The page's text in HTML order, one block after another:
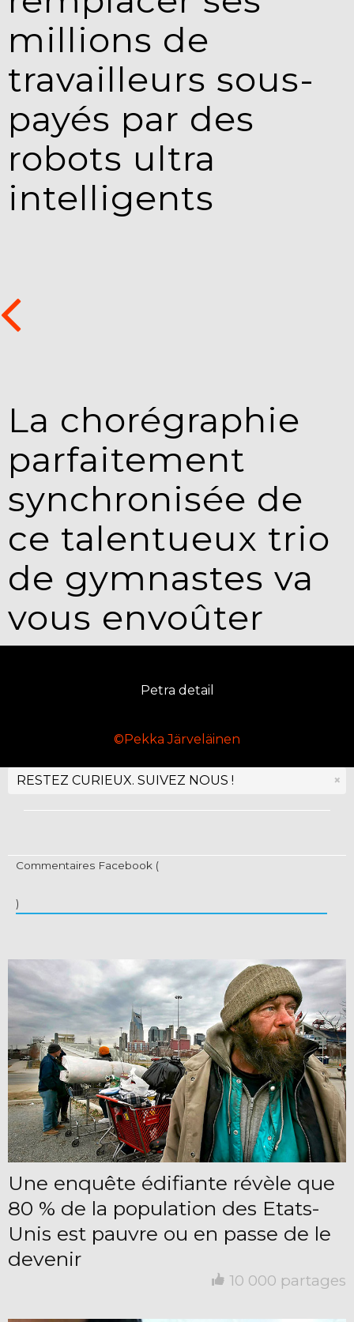
millions de
travailleurs sous-
payés par des
robots ultra
intelligents
La chorégraphie
parfaitement
synchronisée de
ce talentueux trio
de gymnastes va
vous envoûter
Petra detail
©Pekka Järveläinen
×
RESTEZ CURIEUX. SUIVEZ NOUS !
Commentaires Facebook (
)
Une enquête édifiante révèle que
80 % de la population des Etats-
Unis est pauvre ou en passe de le
devenir
10 000 partages